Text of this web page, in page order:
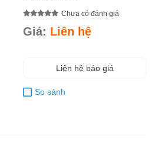
Chưa có đánh giá
Giá: Liên hệ
Liên hệ báo giá
So sánh